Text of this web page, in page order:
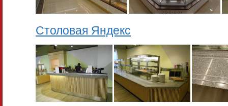
Столовая Яндекс